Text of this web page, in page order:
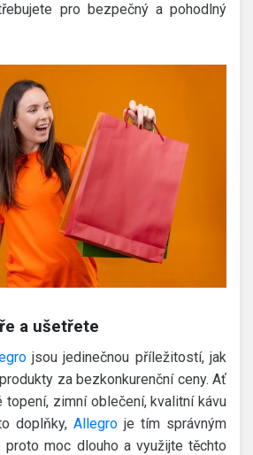
pro bezpečný a pohodlný
a ušetřete
jsou jedinečnou příležitostí, jak
za bezkonkurenční ceny. Ať
topení, zimní oblečení, kvalitní kávu
doplňky, Allegro je tím správným
proto moc dlouho a využijte těchto